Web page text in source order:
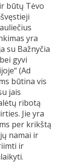
būtų Tėvo
yra
su Bažnyčia
gyvi
(Ad
būtina vis
jais
ribotą
Jie yra
per krikštą
namai ir
ir